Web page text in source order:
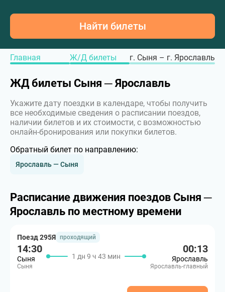
Найти билеты
Главная Ж/Д билеты г. Сыня – г. Ярославль
ЖД билеты Сыня ─ Ярославль
Укажите дату поездки в календаре, чтобы получить
все необходимые сведения о расписании поездов,
наличии билетов и их стоимости, с возможностью
онлайн-бронирования или покупки билетов.
Обратный билет по направлению:
Ярославль — Сыня
Расписание движения поездов Сыня ─
Ярославль по местному времени
Поезд 295Я проходящий
14:30
Сыня
Сыня
1 дн 9 ч 43 мин
00:13
Ярославль
Ярославль-главный